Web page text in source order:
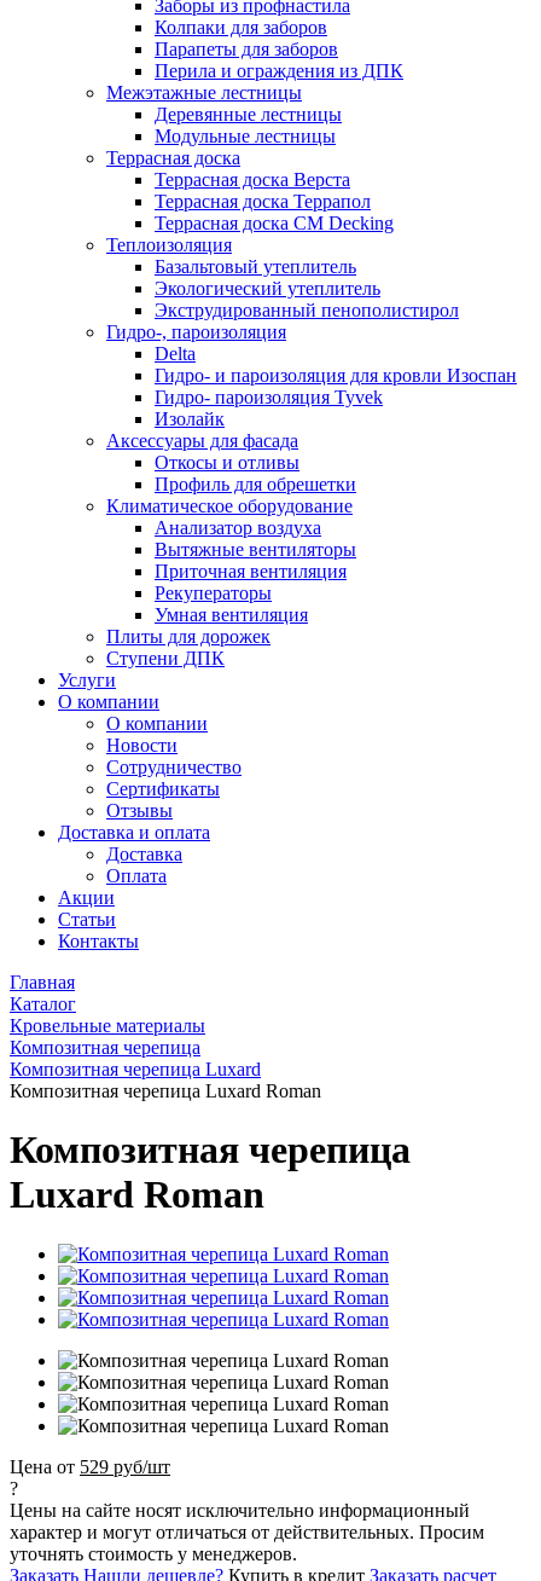
Заборы из профнастила
Колпаки для заборов
Парапеты для заборов
Перила и ограждения из ДПК
Межэтажные лестницы
Деревянные лестницы
Модульные лестницы
Террасная доска
Террасная доска Верста
Террасная доска Террапол
Террасная доска CM Decking
Теплоизоляция
Базальтовый утеплитель
Экологический утеплитель
Экструдированный пенополистирол
Гидро-, пароизоляция
Delta
Гидро- и пароизоляция для кровли Изоспан
Гидро- пароизоляция Tyvek
Изолайк
Аксессуары для фасада
Откосы и отливы
Профиль для обрешетки
Климатическое оборудование
Анализатор воздуха
Вытяжные вентиляторы
Приточная вентиляция
Рекуператоры
Умная вентиляция
Плиты для дорожек
Ступени ДПК
Услуги
О компании
О компании
Новости
Сотрудничество
Сертификаты
Отзывы
Доставка и оплата
Доставка
Оплата
Акции
Статьи
Контакты
Главная
Каталог
Кровельные материалы
Композитная черепица
Композитная черепица Luxard
Композитная черепица Luxard Roman
Композитная черепица
Luxard Roman
Цена от 529 руб/шт
?
Цены на сайте носят исключительно информационный
характер и могут отличаться от действительных. Просим
уточнять стоимость у менеджеров.
Заказать Нашли дешевле? Купить в кредит Заказать расчет